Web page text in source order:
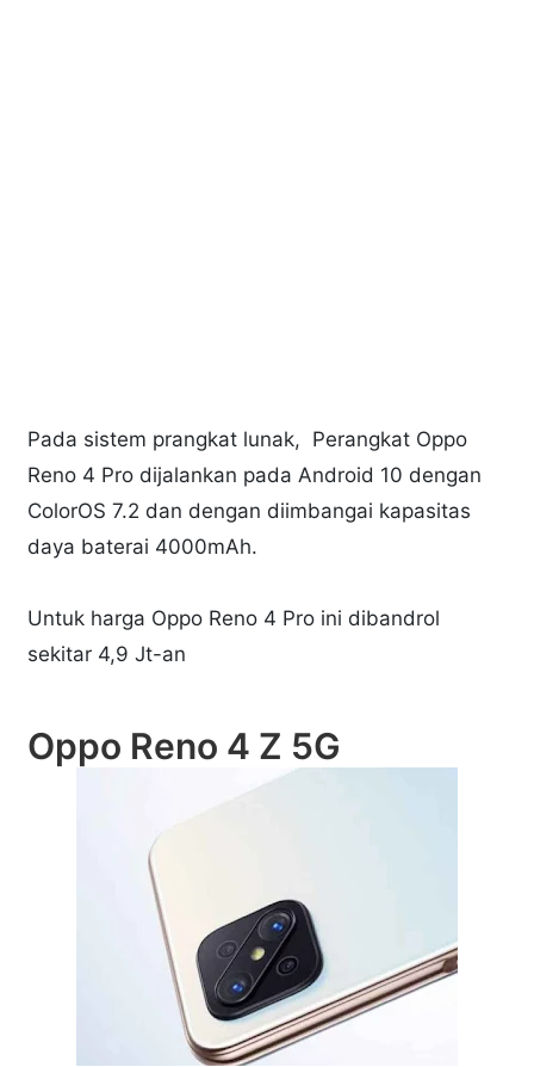
Pada sistem prangkat lunak, Perangkat Oppo
Reno 4 Pro dijalankan pada Android 10 dengan
ColorOS 7.2 dan dengan diimbangai kapasitas
daya baterai 4000mAh.
Untuk harga Oppo Reno 4 Pro ini dibandrol
sekitar 4,9 Jt-an
Oppo Reno 4 Z 5G